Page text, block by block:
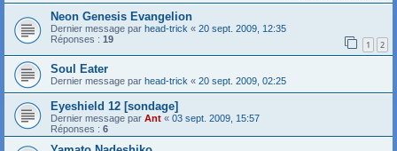
Neon Genesis Evangelion
Dernier message par head-trick « 20 sept. 2009, 12:35
Réponses : 19 1 2
Soul Eater
Dernier message par head-trick « 20 sept. 2009, 02:25
Eyeshield 12 [sondage]
Dernier message par Ant « 03 sept. 2009, 15:57
Réponses : 6